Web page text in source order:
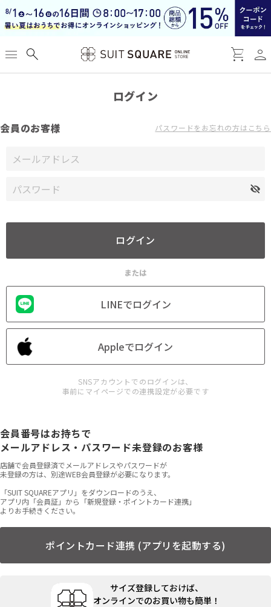
menu search shopping_cart person
ログイン
会員のお客様 パスワードをお忘れの方はこちら
または
LINEでログイン
Appleでログイン
SNSアカウントでのログインは、
事前にマイページでの連携設定が必要です
会員番号はお持ちで
メールアドレス・パスワード未登録のお客様
店舗で会員登録済でメールアドレスやパスワードが
未登録の方は、別途WEB会員登録が必要になります。
「SUIT SQUAREアプリ」をダウンロードのうえ、
アプリ内「会員証」から「新規登録・ポイントカード連携」
よりお手続きください。
ポイントカード連携 (アプリを起動する)
サイズ登録しておけば、
オンラインでのお買い物も簡単！